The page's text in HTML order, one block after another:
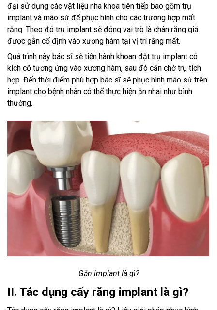
đại sử dụng các vật liệu nha khoa tiên tiếp bao gồm trụ
implant và mão sứ để phục hình cho các trường hợp mất
răng. Theo đó trụ implant sẽ đóng vai trò là chân răng giả
được gắn cố định vào xương hàm tại vị trí răng mất.
Quá trình này bác sĩ sẽ tiến hành khoan đặt trụ implant có
kích cỡ tương ứng vào xương hàm, sau đó cần chờ trụ tích
hợp. Đến thời điểm phù hợp bác sĩ sẽ phục hình mão sứ trên
implant cho bệnh nhân có thể thực hiện ăn nhai như bình
thường.
Gắn implant là gì?
II. Tác dụng cấy răng implant là gì?